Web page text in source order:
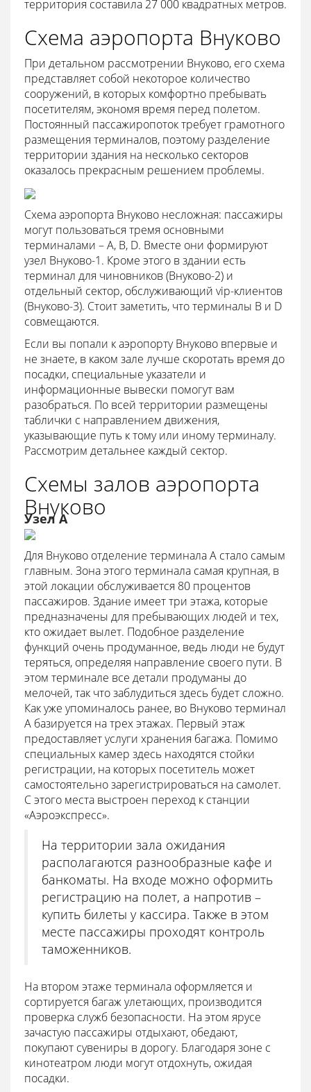
территория составила 27 000 квадратных метров.
Схема аэропорта Внуково
При детальном рассмотрении Внуково, его схема
представляет собой некоторое количество
сооружений, в которых комфортно пребывать
посетителям, экономя время перед полетом.
Постоянный пассажиропоток требует грамотного
размещения терминалов, поэтому разделение
территории здания на несколько секторов
оказалось прекрасным решением проблемы.
Схема аэропорта Внуково несложная: пассажиры
могут пользоваться тремя основными
терминалами – А, В, D. Вместе они формируют
узел Внуково-1. Кроме этого в здании есть
терминал для чиновников (Внуково-2) и
отдельный сектор, обслуживающий vip-клиентов
(Внуково-3). Стоит заметить, что терминалы В и D
совмещаются.
Если вы попали к аэропорту Внуково впервые и
не знаете, в каком зале лучше скоротать время до
посадки, специальные указатели и
информационные вывески помогут вам
разобраться. По всей территории размещены
таблички с направлением движения,
указывающие путь к тому или иному терминалу.
Рассмотрим детальнее каждый сектор.
Схемы залов аэропорта
Внуково
Узел А
Для Внуково отделение терминала А стало самым
главным. Зона этого терминала самая крупная, в
этой локации обслуживается 80 процентов
пассажиров. Здание имеет три этажа, которые
предназначены для пребывающих людей и тех,
кто ожидает вылет. Подобное разделение
функций очень продуманное, ведь люди не будут
теряться, определяя направление своего пути. В
этом терминале все детали продуманы до
мелочей, так что заблудиться здесь будет сложно.
Как уже упоминалось ранее, во Внуково терминал
А базируется на трех этажах. Первый этаж
предоставляет услуги хранения багажа. Помимо
специальных камер здесь находятся стойки
регистрации, на которых посетитель может
самостоятельно зарегистрироваться на самолет.
С этого места выстроен переход к станции
«Аэроэкспресс».
На территории зала ожидания
располагаются разнообразные кафе и
банкоматы. На входе можно оформить
регистрацию на полет, а напротив –
купить билеты у кассира. Также в этом
месте пассажиры проходят контроль
таможенников.
На втором этаже терминала оформляется и
сортируется багаж улетающих, производится
проверка служб безопасности. На этом ярусе
зачастую пассажиры отдыхают, обедают,
покупают сувениры в дорогу. Благодаря зоне с
кинотеатром люди могут отдохнуть, ожидая
посадки.